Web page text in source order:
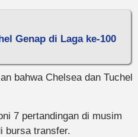
Genap di Laga ke-100
bahwa Chelsea dan Tuchel
7 pertandingan di musim
bursa transfer.